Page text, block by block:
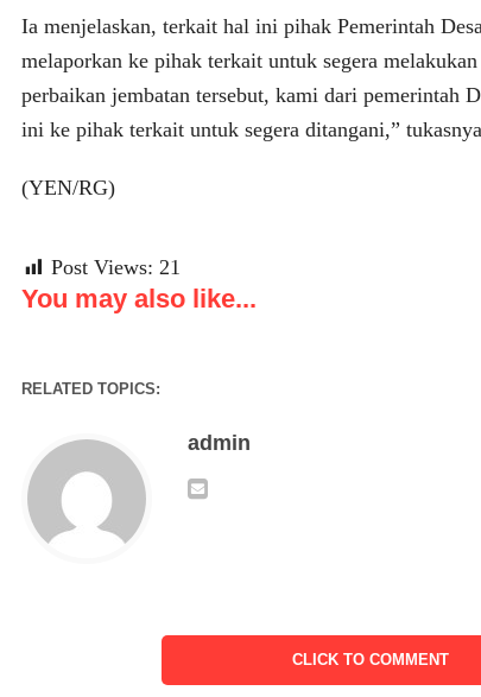
Ia menjelaskan, terkait hal ini pihak Pemerintah
melaporkan ke pihak terkait untuk segera melakukan
perbaikan jembatan tersebut, kami dari pemerintah
ini ke pihak terkait untuk segera ditangani,”
(YEN/RG)
Post Views: 21
You may also like...
RELATED TOPICS:
admin
CLICK TO COMMENT